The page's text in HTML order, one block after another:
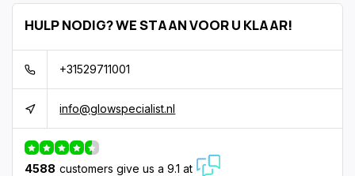
HULP NODIG? WE STAAN VOOR U KLAAR!
+31529711001
info@glowspecialist.nl
4588 customers give us a 9.1 at